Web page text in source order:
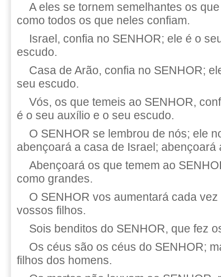
A eles se tornem semelhantes os
como todos os que neles confiam.
Israel, confia no SENHOR; ele é o
escudo.
Casa de Arão, confia no SENHOR;
seu escudo.
Vós, os que temeis ao SENHOR,
é o seu auxílio e o seu escudo.
O SENHOR se lembrou de nós; ele
abençoará a casa de Israel; abençoará
Abençoará os que temem ao
como grandes.
O SENHOR vos aumentará cada
vossos filhos.
Sois benditos do SENHOR, que fez
Os céus são os céus do SENHOR;
filhos dos homens.